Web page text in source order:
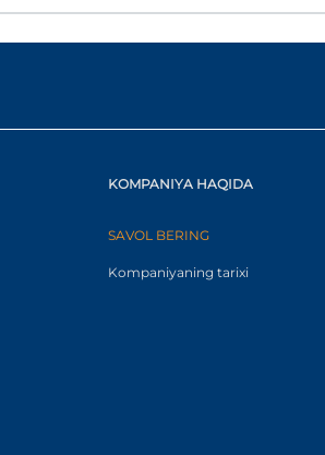
KOMPANIYA HAQIDA
SAVOL BERING
Kompaniyaning tarixi